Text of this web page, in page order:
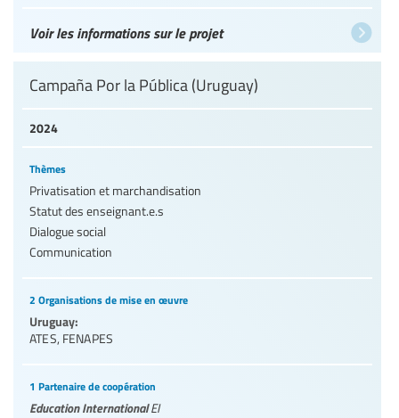
Voir les informations sur le projet
2024
Campaña Por la Pública (Uruguay)
Thèmes
Privatisation et marchandisation
Statut des enseignant.e.s
Dialogue social
Communication
2 Organisations de mise en œuvre
Uruguay:
ATES, FENAPES
1 Partenaire de coopération
Education InternationalEI